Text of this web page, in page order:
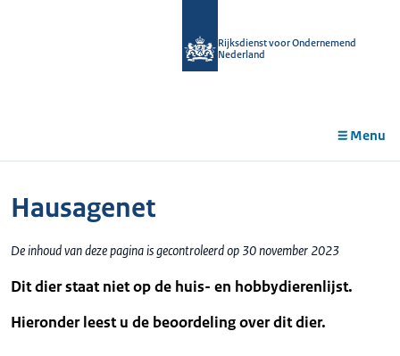
Rijksdienst voor Ondernemend
Nederland
Menu
Hausagenet
De inhoud van deze pagina is gecontroleerd op 30 november 2023
Dit dier staat niet op de huis- en hobbydierenlijst.
Hieronder leest u de beoordeling over dit dier.